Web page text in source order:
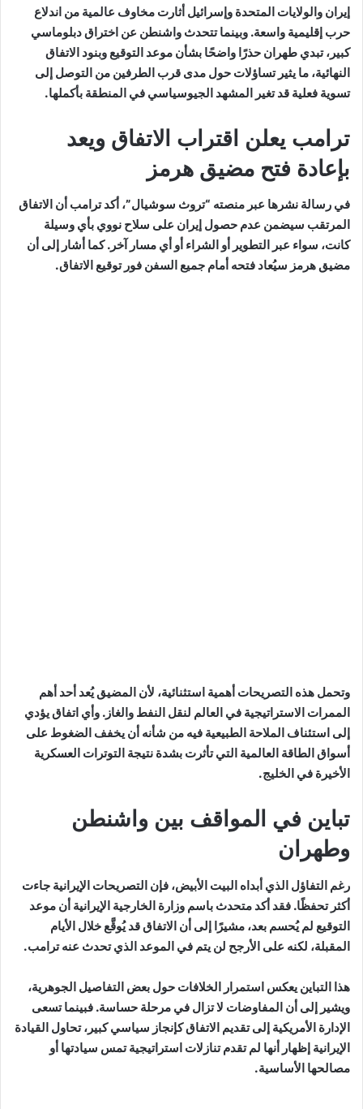
إيران والولايات المتحدة وإسرائيل أثارت مخاوف عالمية من اندلاع
حرب إقليمية واسعة. وبينما تتحدث واشنطن عن اختراق دبلوماسي
كبير، تبدي طهران حذرًا واضحًا بشأن موعد التوقيع وبنود الاتفاق
النهائية، ما يثير تساؤلات حول مدى قرب الطرفين من التوصل إلى
تسوية فعلية قد تغير المشهد الجيوسياسي في المنطقة بأكملها.
ترامب يعلن اقتراب الاتفاق ويعد
بإعادة فتح مضيق هرمز
في رسالة نشرها عبر منصته “تروث سوشيال”، أكد ترامب أن الاتفاق
المرتقب سيضمن عدم حصول إيران على سلاح نووي بأي وسيلة
كانت، سواء عبر التطوير أو الشراء أو أي مسار آخر. كما أشار إلى أن
مضيق هرمز سيُعاد فتحه أمام جميع السفن فور توقيع الاتفاق.
وتحمل هذه التصريحات أهمية استثنائية، لأن المضيق يُعد أحد أهم
الممرات الاستراتيجية في العالم لنقل النفط والغاز. وأي اتفاق يؤدي
إلى استئناف الملاحة الطبيعية فيه من شأنه أن يخفف الضغوط على
أسواق الطاقة العالمية التي تأثرت بشدة نتيجة التوترات العسكرية
الأخيرة في الخليج.
تباين في المواقف بين واشنطن
وطهران
رغم التفاؤل الذي أبداه البيت الأبيض، فإن التصريحات الإيرانية جاءت
أكثر تحفظًا. فقد أكد متحدث باسم وزارة الخارجية الإيرانية أن موعد
التوقيع لم يُحسم بعد، مشيرًا إلى أن الاتفاق قد يُوقَّع خلال الأيام
المقبلة، لكنه على الأرجح لن يتم في الموعد الذي تحدث عنه ترامب.
هذا التباين يعكس استمرار الخلافات حول بعض التفاصيل الجوهرية،
ويشير إلى أن المفاوضات لا تزال في مرحلة حساسة. فبينما تسعى
الإدارة الأمريكية إلى تقديم الاتفاق كإنجاز سياسي كبير، تحاول القيادة
الإيرانية إظهار أنها لم تقدم تنازلات استراتيجية تمس سيادتها أو
مصالحها الأساسية.